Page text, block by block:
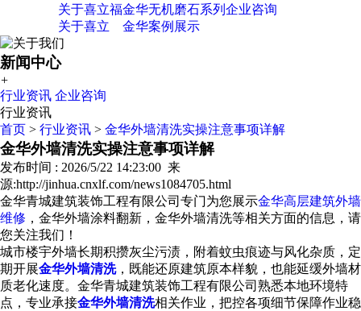
关于喜立福
关于喜立
金华无机磨石系列
金华案例展示
企业咨询
新闻中心
+
行业资讯 企业咨询
行业资讯
首页 > 行业资讯 > 金华外墙清洗实操注意事项详解
金华外墙清洗实操注意事项详解
发布时间 : 2026/5/22 14:23:00 来
源:http://jinhua.cnxlf.com/news1084705.html
金华青城建筑装饰工程有限公司专门为您展示金华高层建筑外墙
维修 ，金华外墙涂料翻新，金华外墙清洗等相关方面的信息，请
您关注我们！
城市楼宇外墙长期积攒灰尘污渍，附着蚊虫痕迹与风化杂质，定
期开展金华外墙清洗，既能还原建筑原本样貌，也能延缓外墙材
质老化速度。金华青城建筑装饰工程有限公司熟悉本地环境特
点，专业承接金华外墙清洗相关作业，把控各项细节保障作业稳